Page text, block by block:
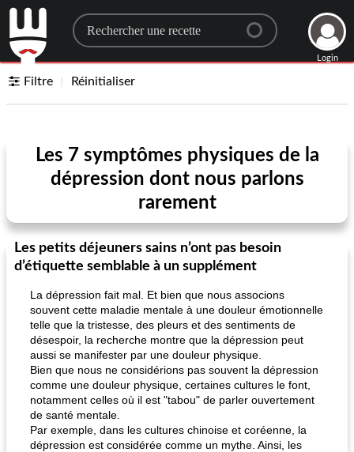
Search for a recipe
Login
Filtre Réinitialiser
Les 7 symptômes physiques de la
dépression dont nous parlons
rarement
Les petits déjeuners sains n’ont pas besoin
d’étiquette semblable à un supplément
La dépression fait mal. Et bien que nous associons
souvent cette maladie mentale à une douleur émotionnelle
telle que la tristesse, des pleurs et des sentiments de
désespoir, la recherche montre que la dépression peut
aussi se manifester par une douleur physique.
Bien que nous ne considérions pas souvent la dépression
comme une douleur physique, certaines cultures le font,
notamment celles où il est "tabou" de parler ouvertement
de santé mentale.
Par exemple, dans les cultures chinoise et coréenne, la
dépression est considérée comme un mythe. Ainsi, les